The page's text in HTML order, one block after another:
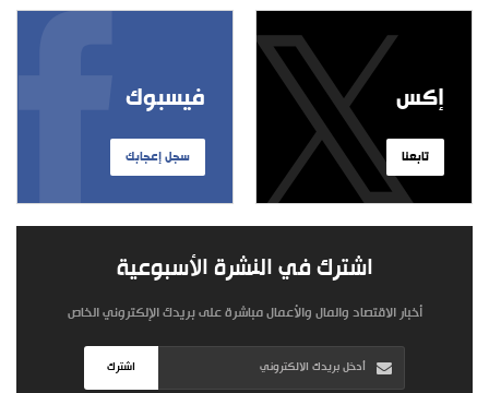
فيسبوك
سجل إعجابك
إكس
تابعنا
اشترك في النشرة الأسبوعية
أخبار الاقتصاد والمال والأعمال مباشرة على بريدك الإلكتروني الخاص
اشترك